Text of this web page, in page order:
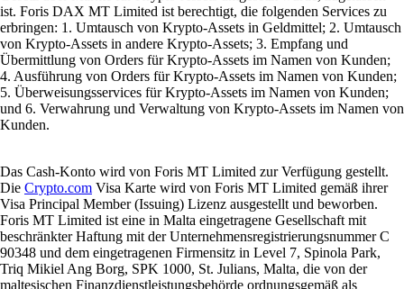
ist. Foris DAX MT Limited ist berechtigt, die folgenden Services zu
erbringen: 1. Umtausch von Krypto-Assets in Geldmittel; 2. Umtausch
von Krypto-Assets in andere Krypto-Assets; 3. Empfang und
Übermittlung von Orders für Krypto-Assets im Namen von Kunden;
4. Ausführung von Orders für Krypto-Assets im Namen von Kunden;
5. Überweisungsservices für Krypto-Assets im Namen von Kunden;
und 6. Verwahrung und Verwaltung von Krypto-Assets im Namen von
Kunden.
Das Cash-Konto wird von Foris MT Limited zur Verfügung gestellt.
Die Crypto.com Visa Karte wird von Foris MT Limited gemäß ihrer
Visa Principal Member (Issuing) Lizenz ausgestellt und beworben.
Foris MT Limited ist eine in Malta eingetragene Gesellschaft mit
beschränkter Haftung mit der Unternehmensregistrierungsnummer C
90348 und dem eingetragenen Firmensitz in Level 7, Spinola Park,
Triq Mikiel Ang Borg, SPK 1000, St. Julians, Malta, die von der
maltesischen Finanzdienstleistungsbehörde ordnungsgemäß als